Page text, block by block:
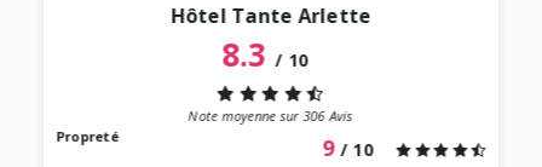
Hôtel Tante Arlette
8.3/ 10
Note moyenne sur306Avis
Propreté
9 / 10